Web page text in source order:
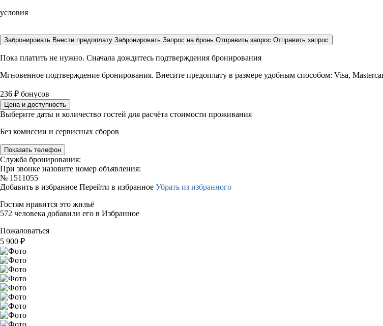
условия
Забронировать Внести предоплату Забронировать Запрос на бронь Отправить запрос Отправить запрос
Пока платить не нужно. Сначала дождитесь подтверждения бронирования
Мгновенное подтверждение бронирования. Внесите предоплату в размере удобным способом: Visa,
236 ₽ бонусов
Цена и доступность
Выберите даты и количество гостей для расчёта стоимости проживания
Без комиссии и сервисных сборов
Показать телефон
Служба бронирования:
При звонке назовите номер объявления:
№ 1511055
Добавить в избранное Перейти в избранное Убрать из избранного
Гостям нравится это жильё
572 человека добавили его в Избранное
Пожаловаться
5 900 ₽